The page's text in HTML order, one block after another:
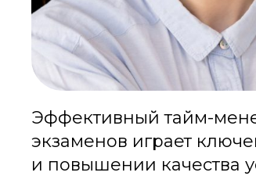
Эффективный тайм-
экзаменов играет
и повышении качества